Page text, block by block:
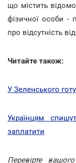
що містить
фізичної особи -
про відсутність
Читайте також:
У Зеленського
Українцям
заплатити
Перевірте